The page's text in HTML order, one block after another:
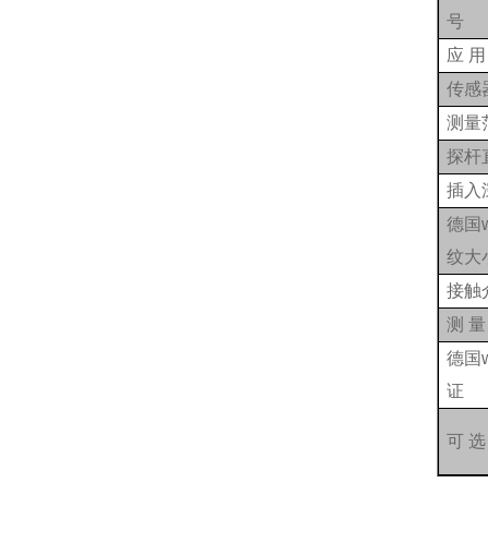
号
应 用
传感
测量
探杆
插入
德国
纹大
接触
测
德国
证
可